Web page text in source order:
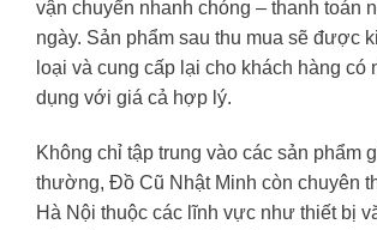
vận chuyển nhanh chóng – thanh toán
ngày. Sản phẩm sau thu mua sẽ được
loại và cung cấp lại cho khách hàng có
dụng với giá cả hợp lý.
Không chỉ tập trung vào các sản phẩm
thường, Đồ Cũ Nhật Minh còn chuyên
Hà Nội thuộc các lĩnh vực như thiết bị